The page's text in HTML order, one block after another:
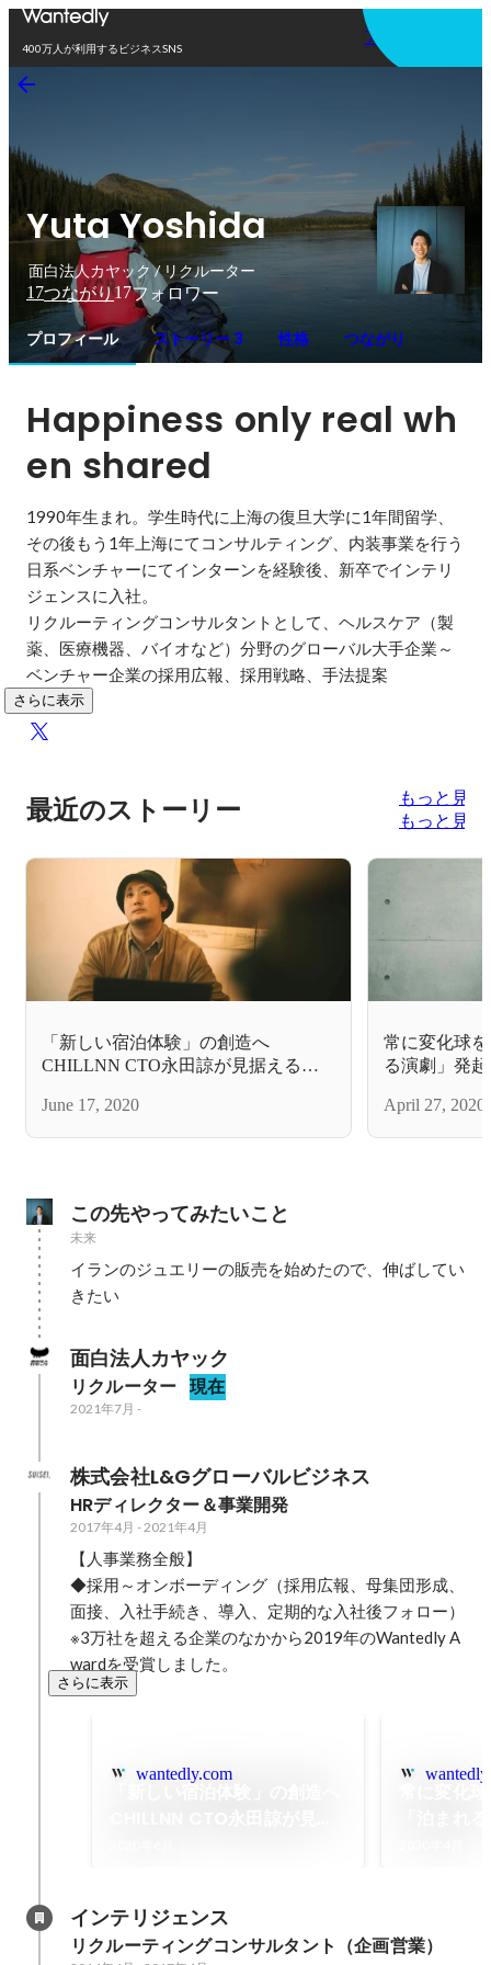
400万人が利用するビジネスSNS
アプリを使う
Yuta Yoshida
面白法人カヤック / リクルーター
17つながり17フォロワー
プロフィール ストーリー 3 性格 つながり
Happiness only real wh
en shared
1990年生まれ。学生時代に上海の復旦大学に1年間留学、
その後もう1年上海にてコンサルティング、内装事業を行う
日系ベンチャーにてインターンを経験後、新卒でインテリ
ジェンスに入社。
リクルーティングコンサルタントとして、ヘルスケア（製
薬、医療機器、バイオなど）分野のグローバル大手企業～
ベンチャー企業の採用広報、採用戦略、手法提案
さらに表示
最近のストーリー
もっと見る
もっと見る
「新しい宿泊体験」の創造へ
CHILLNN CTO永田諒が見据えるサ
June 17, 2020
常に変化球
る演劇」発
April 27, 2020
この先やってみたいこと
未来
イランのジュエリーの販売を始めたので、伸ばしてい
面白法人カヤック
リクルーター 現在
2021年7月 -
株式会社L&Gグローバルビジネス
HRディレクター＆事業開発
2017年4月 - 2021年4月
【人事業務全般】
◆採用～オンボーディング（採用広報、母集団形成、
面接、入社手続き、導入、定期的な入社後フォロー）
※3万社を超える企業のなかから2019年のWantedly A
wardを受賞しました。
さらに表示
wantedly.com
インテリジェンス
リクルーティングコンサルタント（企画営業）